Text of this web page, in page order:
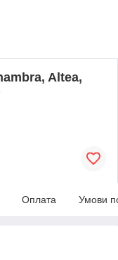
Altea,
Оплата Умови